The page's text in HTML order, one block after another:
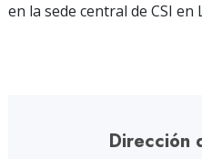
en la sede central de CSI
Dirección